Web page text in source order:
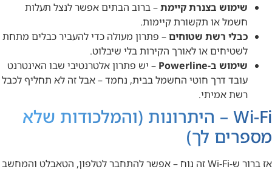
שימוש בצנרת קיימת– ברוב הבתים אפשר לנצל תעלות
חשמל או תקשורת קיימות.
כבלי רשת שטוחים– פתרון מעולה כדי להעביר כבלים מתחת
לשטיחים או לאורך הקירות בלי שיבלוט.
שימוש ב-Powerline
– יש פתרון אלטרנטיבי שבו האינטרנט
עובד דרך חוטי החשמל בבית, נחמד – אבל זה לא תחליף לכבל
רשת אמיתי.
Wi-Fi – היתרונות (והמלכודות שלא
מספרים לך)
אז ברור ש-Wi-Fi זה נוח – אפשר להתחבר לטלפון, הטאבלט והמחשב